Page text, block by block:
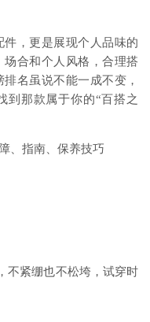
，更是展现个人品味的
合和个人风格，合理搭
名虽说不能一成不变，
到那款属于你的“百搭之
、指南、保养技巧
不紧绷也不松垮，试穿时